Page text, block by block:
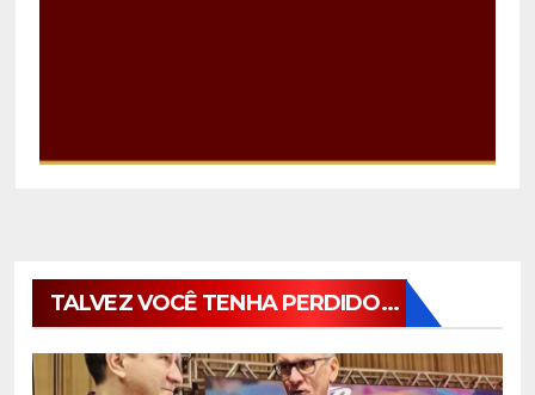
TALVEZ VOCÊ TENHA PERDIDO...